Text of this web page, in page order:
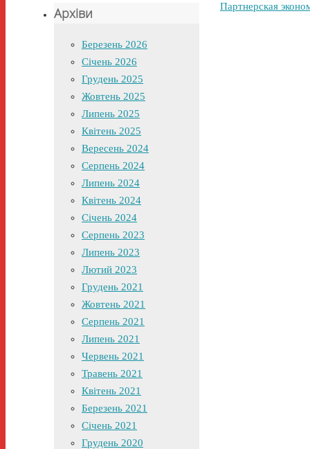
Партнерская
Архіви
Березень 2026
Січень 2026
Грудень 2025
Жовтень 2025
Липень 2025
Квітень 2025
Вересень 2024
Серпень 2024
Липень 2024
Квітень 2024
Січень 2024
Серпень 2023
Липень 2023
Лютий 2023
Грудень 2021
Жовтень 2021
Серпень 2021
Липень 2021
Червень 2021
Травень 2021
Квітень 2021
Березень 2021
Січень 2021
Грудень 2020